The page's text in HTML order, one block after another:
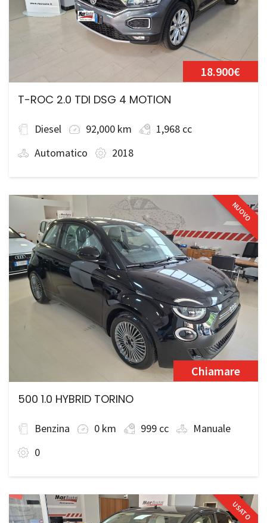
18.900€
T-ROC 2.0 TDI DSG 4 MOTION
Diesel 92,000 km
1,968 cc
Automatico
2018
NUOVO
Chiamare
500 1.0 HYBRID TORINO
Benzina 0 km 999 cc
Manuale
0
USATO